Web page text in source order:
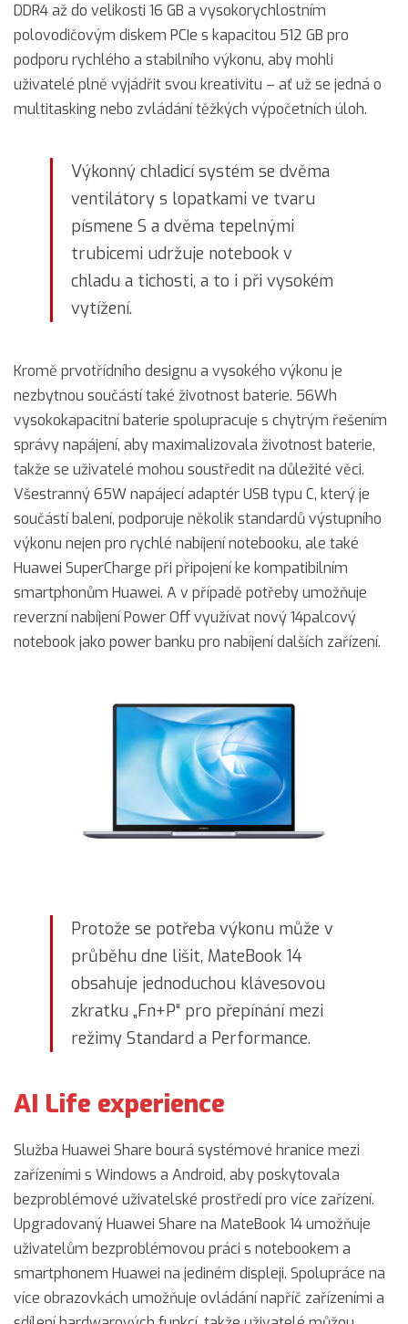
DDR4 až do velikosti 16 GB a vysokorychlostním
polovodičovým diskem PCIe s kapacitou 512 GB pro
podporu rychlého a stabilního výkonu, aby mohli
uživatelé plně vyjádřit svou kreativitu – ať už se jedná o
multitasking nebo zvládání těžkých výpočetních úloh.
Výkonný chladicí systém se dvěma
ventilátory s lopatkami ve tvaru
písmene S a dvěma tepelnými
trubicemi udržuje notebook v
chladu a tichosti, a to i při vysokém
vytížení.
Kromě prvotřídního designu a vysokého výkonu je
nezbytnou součástí také životnost baterie. 56Wh
vysokokapacitní baterie spolupracuje s chytrým řešením
správy napájení, aby maximalizovala životnost baterie,
takže se uživatelé mohou soustředit na důležité věci.
Všestranný 65W napájecí adaptér USB typu C, který je
součástí balení, podporuje několik standardů výstupního
výkonu nejen pro rychlé nabíjení notebooku, ale také
Huawei SuperCharge při připojení ke kompatibilním
smartphonům Huawei. A v případě potřeby umožňuje
reverzní nabíjení Power Off využívat nový 14palcový
notebook jako power banku pro nabíjení dalších zařízení.
Protože se potřeba výkonu může v
průběhu dne lišit, MateBook 14
obsahuje jednoduchou klávesovou
zkratku „Fn+P“ pro přepínání mezi
režimy Standard a Performance.
AI Life experience
Služba Huawei Share bourá systémové hranice mezi
zařízeními s Windows a Android, aby poskytovala
bezproblémové uživatelské prostředí pro více zařízení.
Upgradovaný Huawei Share na MateBook 14 umožňuje
uživatelům bezproblémovou práci s notebookem a
smartphonem Huawei na jediném displeji. Spolupráce na
více obrazovkách umožňuje ovládání napříč zařízeními a